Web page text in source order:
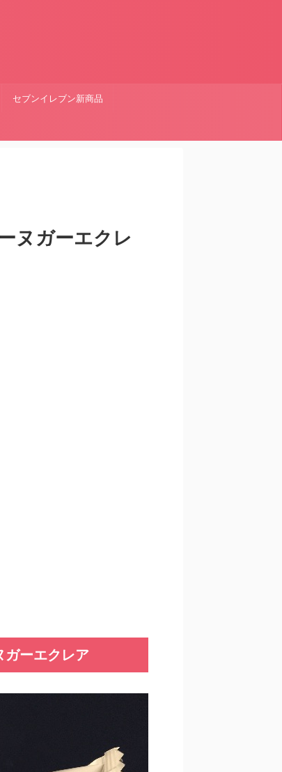
セブンイレブン新商品
ヌガーエクレ
ガーエクレア